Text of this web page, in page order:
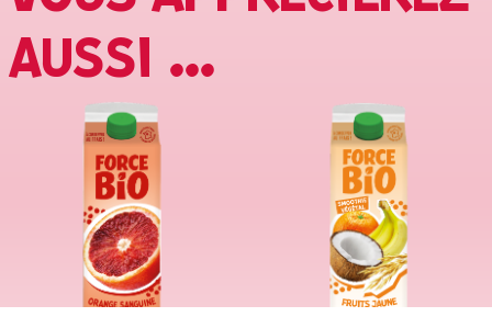
AUSSI ...